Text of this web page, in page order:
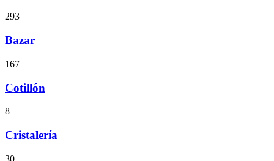
293
Bazar
167
Cotillón
8
Cristalería
30